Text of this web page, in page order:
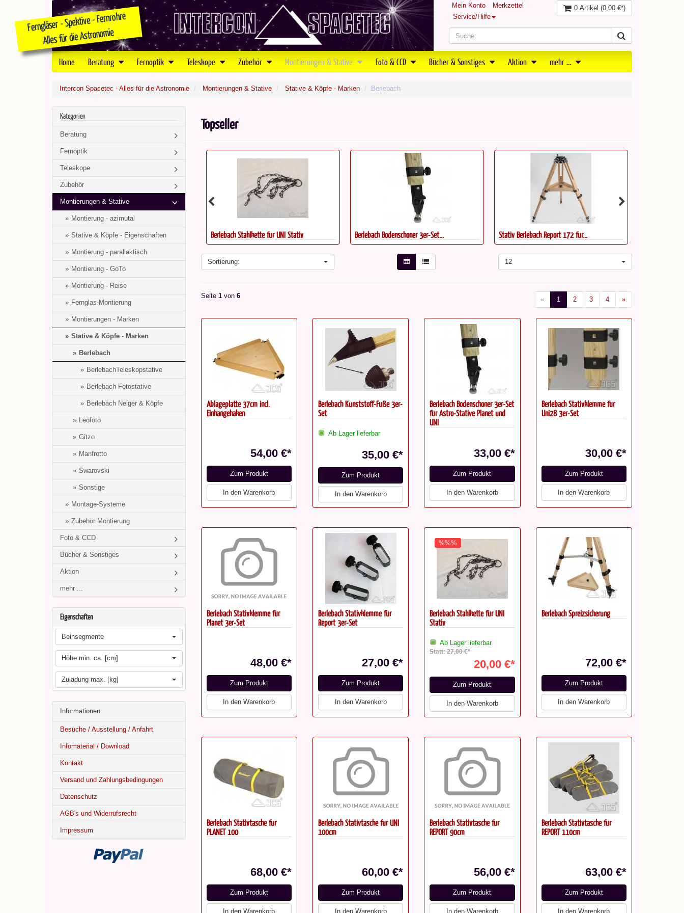
Mein Konto
Merkzettel
Service/Hilfe
0 Artikel (0,00 €*)
Home Beratung Fernoptik Teleskope Zubehör Montierungen & Stative Foto & CCD Bücher & Sonstiges Aktion mehr ...
Intercon Spacetec - Alles für die Astronomie Montierungen & Stative Stative & Köpfe - Marken Berlebach
Kategorien
Beratung
Fernoptik
Teleskope
Zubehör
Montierungen & Stative
Montierung - azimutal
Stative & Köpfe - Eigenschaften
Montierung - parallaktisch
Montierung - GoTo
Montierung - Reise
Fernglas-Montierung
Montierungen - Marken
Stative & Köpfe - Marken
Berlebach
BerlebachTeleskopstative
Berlebach Fotostative
Berlebach Neiger & Köpfe
Leofoto
Gitzo
Manfrotto
Swarovski
Sonstige
Montage-Systeme
Zubehör Montierung
Foto & CCD
Bücher & Sonstiges
Aktion
mehr ...
Eigenschaften
Beinsegmente
Höhe min. ca. [cm]
Zuladung max. [kg]
Informationen
Besuche / Ausstellung / Anfahrt
Infomaterial / Download
Kontakt
Versand und Zahlungsbedingungen
Datenschutz
AGB's und Widerrufsrecht
Impressum
Topseller
Stativ Berlebach Report 312... Berlebach Stahlkette für UNI Stativ Berlebach Bodenschoner 3er-Set... Stativ Berlebach Report 172 für...
Sortierung: 12
Seite 1von 6 « 1 2 3 4 »
Ablageplatte 37cm incl.
Einhängehaken
54,00 €*
Zum Produkt
In den Warenkorb
Berlebach Kunststoff-Füße 3er-
Set
Ab Lager lieferbar
35,00 €*
Zum Produkt
In den Warenkorb
Berlebach Bodenschoner 3er-Set
für Astro-Stative Planet und
UNI
33,00 €*
Zum Produkt
In den Warenkorb
Berlebach Stativklemme für
Uni28 3er-Set
30,00 €*
Zum Produkt
In den Warenkorb
Berlebach Stativklemme für
Planet 3er-Set
48,00 €*
Zum Produkt
In den Warenkorb
Berlebach Stativklemme für
Report 3er-Set
27,00 €*
Zum Produkt
In den Warenkorb
%%%
Berlebach Stahlkette für UNI
Stativ
Ab Lager lieferbar
Statt: 27,00 €*
20,00 €*
Zum Produkt
In den Warenkorb
Berlebach Spreizsicherung
72,00 €*
Zum Produkt
In den Warenkorb
Berlebach Stativtasche für
PLANET 100
68,00 €*
Zum Produkt
In den Warenkorb
Berlebach Stativtasche für UNI
100cm
60,00 €*
Zum Produkt
In den Warenkorb
Berlebach Stativtasche für
REPORT 90cm
56,00 €*
Zum Produkt
In den Warenkorb
Berlebach Stativtasche für
REPORT 110cm
63,00 €*
Zum Produkt
In den Warenkorb